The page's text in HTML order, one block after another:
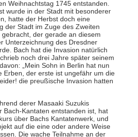
Weihnachtstag 1745 entstanden.
wurde in der Stadt mit besonderer
hatte der Herbst doch eine
der Stadt im Zuge des Zweiten
der gerade an diesem
Unterzeichnung des Dresdner
Bach hat die Invasion natürlich
noch drei Jahre später seinem
„Mein Sohn in Berlin hat nun
Erben, der erste ist ungefähr um die
die preußische Invasion hatten
derer Masaaki Suzukis
Bach-Kantaten entstanden ist, hat
über Bachs Kantatenwerk, und
auf die eine oder andere Weise
Die wache Teilnahme an der